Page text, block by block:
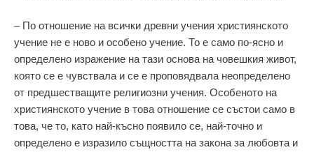
– По отношение на всички древни учения християнското
учение не е ново и особено учение. То е само по-ясно и
определено изражение на тази основа на човешкия живот,
която се е чувствала и се е проповядвала неопределено
от предшестващите религиозни учения. Особеното на
християнското учение в това отношение се състои само в
това, че то, като най-късно появило се, най-точно и
определено е изразило същността на закона за любовта и